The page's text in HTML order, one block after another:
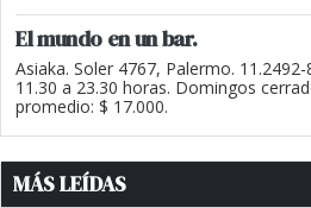
El mundo en un bar.
Asiaka. Soler 4767, Palermo.
11.30 a 23.30 horas. Domingos
promedio: $ 17.000.
MÁS LEÍDAS